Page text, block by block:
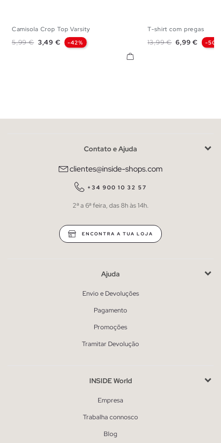
XS
Camisola Crop Top Varsity
Preço normal
5,99 € Preço
3,49 € -42%
XS
T-shirt com pregas
Preço normal
13,99 € Preço
6,99 € -50%
Contato e Ajuda
clientes@inside-shops.com
+34 900 10 32 57
2ª a 6ª feira, das 8h às 14h.
ENCONTRA A TUA LOJA
Ajuda
Envio e Devoluções
Pagamento
Promoções
Tramitar Devolução
INSIDE World
Empresa
Trabalha connosco
Blog